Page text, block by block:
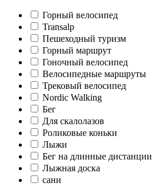
Горный велосипед
Transalp
Пешеходный туризм
Горный маршрут
Гоночный велосипед
Велосипедные маршруты
Трековый велосипед
Nordic Walking
Бег
Для скалолазов
Роликовые коньки
Лыжи
Бег на длинные дистанции
Лыжная доска
сани